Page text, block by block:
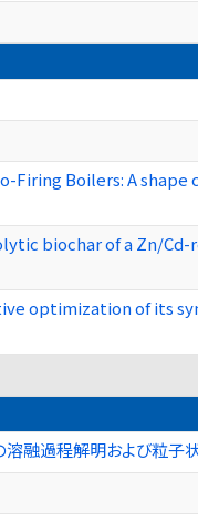
Boilers: A
biochar of a Zn/
optimization of its
溶融過程解明および粒